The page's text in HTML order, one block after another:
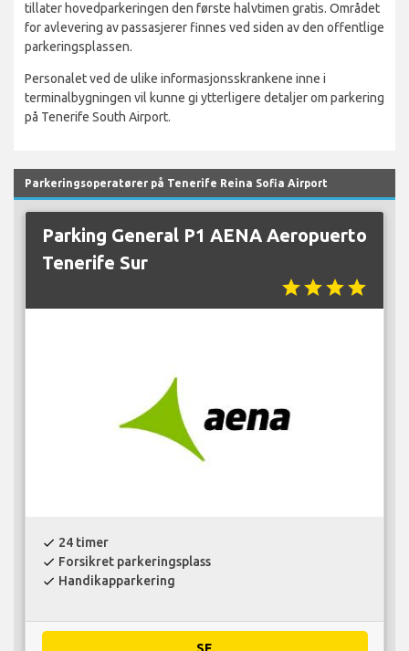
tillater hovedparkeringen den første halvtimen gratis. Området
for avlevering av passasjerer finnes ved siden av den offentlige
parkeringsplassen.
Personalet ved de ulike informasjonsskrankene inne i
terminalbygningen vil kunne gi ytterligere detaljer om parkering
på Tenerife South Airport.
Parkeringsoperatører på Tenerife Reina Sofia Airport
Parking General P1 AENA Aeropuerto
Tenerife Sur
starstarstarstar
check 24 timer
check Forsikret parkeringsplass
check Handikapparkering